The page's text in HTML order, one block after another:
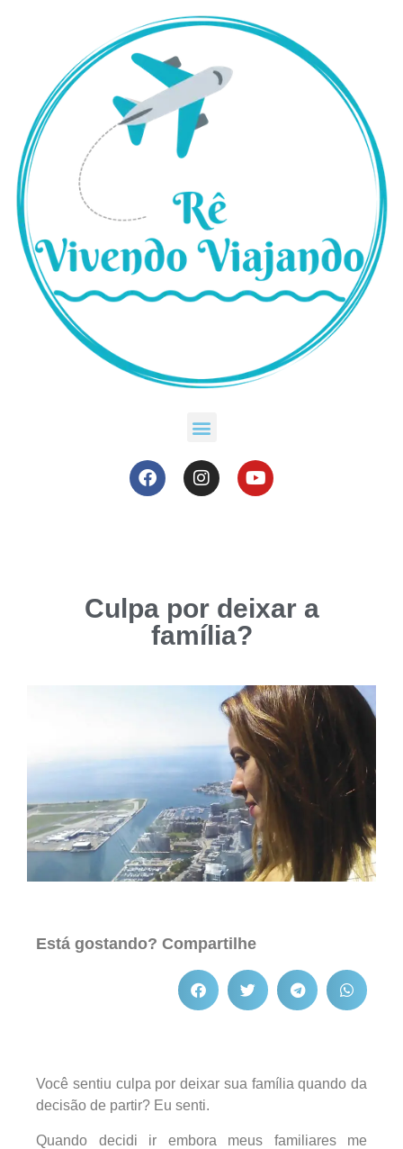
Culpa por deixar a
família?
Está gostando? Compartilhe
Você sentiu culpa por deixar sua família quando da
decisão de partir? Eu senti.
Quando decidi ir embora meus familiares me